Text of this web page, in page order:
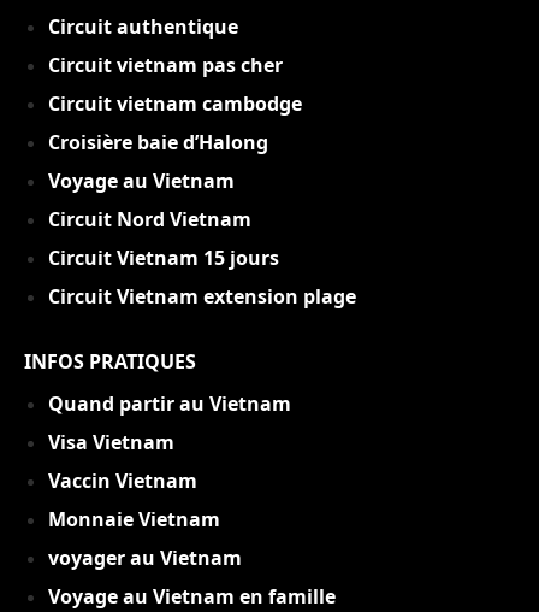
Circuit authentique
Circuit vietnam pas cher
Circuit vietnam cambodge
Croisière baie d’Halong
Voyage au Vietnam
Circuit Nord Vietnam
Circuit Vietnam 15 jours
Circuit Vietnam extension plage
INFOS PRATIQUES
Quand partir au Vietnam
Visa Vietnam
Vaccin Vietnam
Monnaie Vietnam
voyager au Vietnam
Voyage au Vietnam en famille